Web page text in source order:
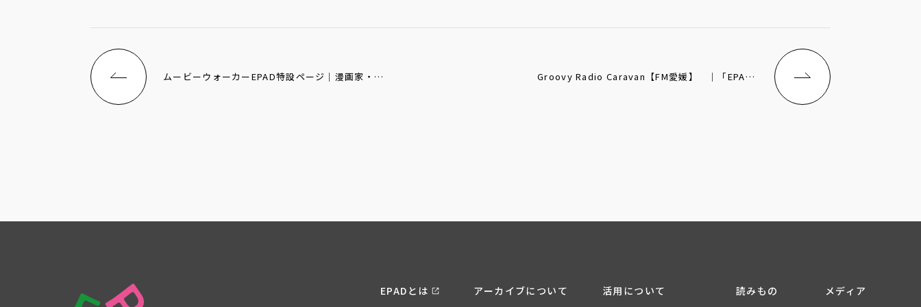
ムービーウォーカーEPAD特設ページ｜漫画家・今日マチ子氏インタビュー Groovy Radio Caravan【FM愛媛】 ｜「EPAD Re LIVE THEATER in Ehime」
EPADとは アーカイブについて 活用について 読みもの メディア